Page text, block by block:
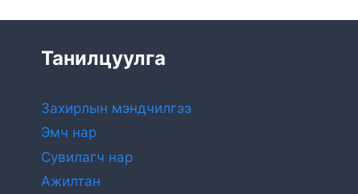
Танилцуулга
Захирлын мэндчилгээ
Эмч нар
Сувилагч нар
Ажилтан